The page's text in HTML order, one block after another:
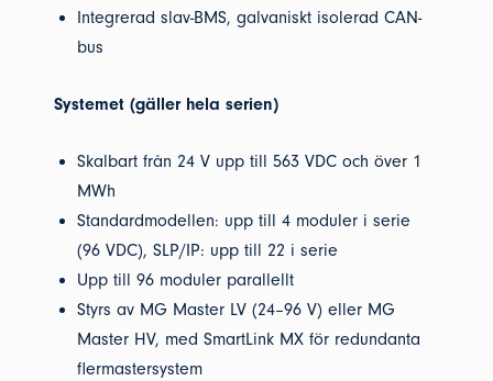
Integrerad slav-BMS, galvaniskt isolerad CAN-
bus
Systemet (gäller hela serien)
Skalbart från 24 V upp till 563 VDC och över 1
MWh
Standardmodellen: upp till 4 moduler i serie
(96 VDC), SLP/IP: upp till 22 i serie
Upp till 96 moduler parallellt
Styrs av MG Master LV (24–96 V) eller MG
Master HV, med SmartLink MX för redundanta
flermastersystem